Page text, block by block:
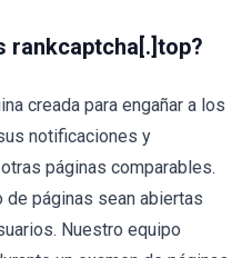
rankcaptcha[.]top?
creada para engañar a los
notificaciones y
páginas comparables.
páginas sean abiertas
Nuestro equipo